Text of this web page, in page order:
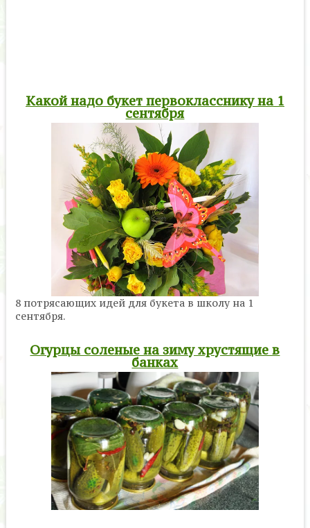
Какой надо букет первокласснику на 1
сентября
8 потрясающих идей для букета в школу на 1
сентября.
Огурцы соленые на зиму хрустящие в
банках